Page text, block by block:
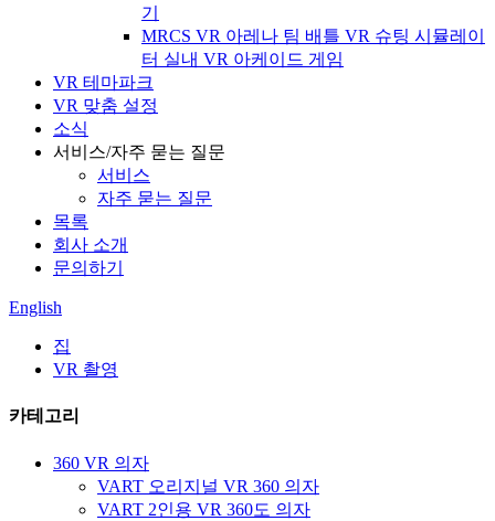
기
MRCS VR 아레나 팀 배틀 VR 슈팅 시뮬레이
터 실내 VR 아케이드 게임
VR 테마파크
VR 맞춤 설정
소식
서비스/자주 묻는 질문
서비스
자주 묻는 질문
목록
회사 소개
문의하기
English
집
VR 촬영
카테고리
360 VR 의자
VART 오리지널 VR 360 의자
VART 2인용 VR 360도 의자